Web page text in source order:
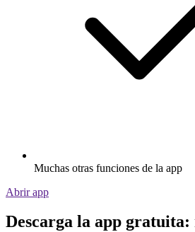
Muchas otras funciones de la app
Abrir app
Descarga la app